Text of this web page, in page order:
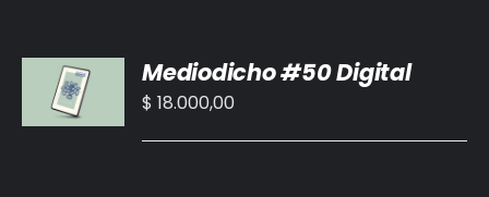
AL
CARRITO
/
Mediodicho #50 Digital
$ 18.000,00